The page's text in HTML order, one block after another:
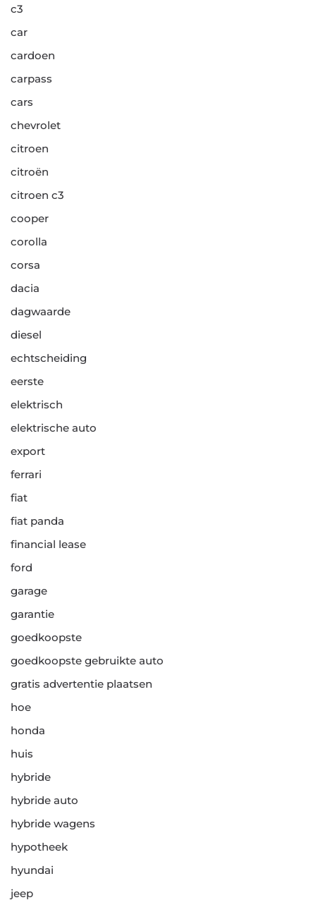
c3
car
cardoen
carpass
cars
chevrolet
citroen
citroën
citroen c3
cooper
corolla
corsa
dacia
dagwaarde
diesel
echtscheiding
eerste
elektrisch
elektrische auto
export
ferrari
fiat
fiat panda
financial lease
ford
garage
garantie
goedkoopste
goedkoopste gebruikte auto
gratis advertentie plaatsen
hoe
honda
huis
hybride
hybride auto
hybride wagens
hypotheek
hyundai
jeep